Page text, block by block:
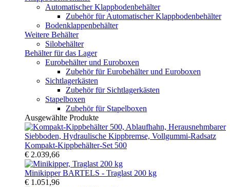
Automatischer Klappbodenbehälter
Zubehör für Automatischer Klappbodenbehälter
Bodenklappenbehälter
Weitere Behälter
Silobehälter
Behälter für das Lager
Eurobehälter und Euroboxen
Zubehör für Eurobehälter und Euroboxen
Sichtlagerkästen
Zubehör für Sichtlagerkästen
Stapelboxen
Zubehör für Stapelboxen
Ausgewählte Produkte
Kompakt-Kippbehälter-Set 500
€ 2.039,66
Minikipper BARTELS - Traglast 200 kg
€ 1.051,96